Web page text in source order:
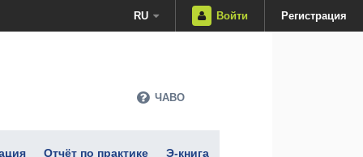
RU Войти Регистрация
ЧАВО
Отчёт по практике Э-книга